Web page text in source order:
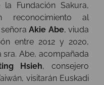
Fundación Sakura,
al
señoraAkie Abe, viuda
entre 2012 y 2020,
sra. Abe, acompañada
Hsieh, consejero
visitarán Euskadi